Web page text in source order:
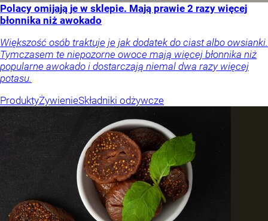
Polacy omijają je w sklepie. Mają prawie 2 razy więcej
błonnika niż awokado
Większość osób traktuje je jak dodatek do ciast albo owsianki.
Tymczasem te niepozorne owoce mają więcej błonnika niż
popularne awokado i dostarczają niemal dwa razy więcej
potasu.
ProduktyŻywienieSkładniki odżywcze